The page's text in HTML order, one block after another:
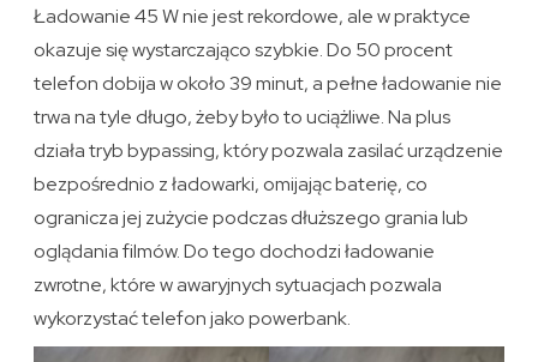
Ładowanie 45 W nie jest rekordowe, ale w praktyce
okazuje się wystarczająco szybkie. Do 50 procent
telefon dobija w około 39 minut, a pełne ładowanie nie
trwa na tyle długo, żeby było to uciążliwe. Na plus
działa tryb bypassing, który pozwala zasilać urządzenie
bezpośrednio z ładowarki, omijając baterię, co
ogranicza jej zużycie podczas dłuższego grania lub
oglądania filmów. Do tego dochodzi ładowanie
zwrotne, które w awaryjnych sytuacjach pozwala
wykorzystać telefon jako powerbank.